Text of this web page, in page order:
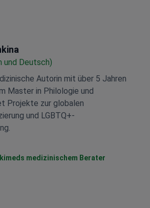
und Deutsch)
Autorin mit über 5 Jahren
Master in Philologie und
Projekte zur globalen
und LGBTQ+-
Facebook
medizinischem Berater